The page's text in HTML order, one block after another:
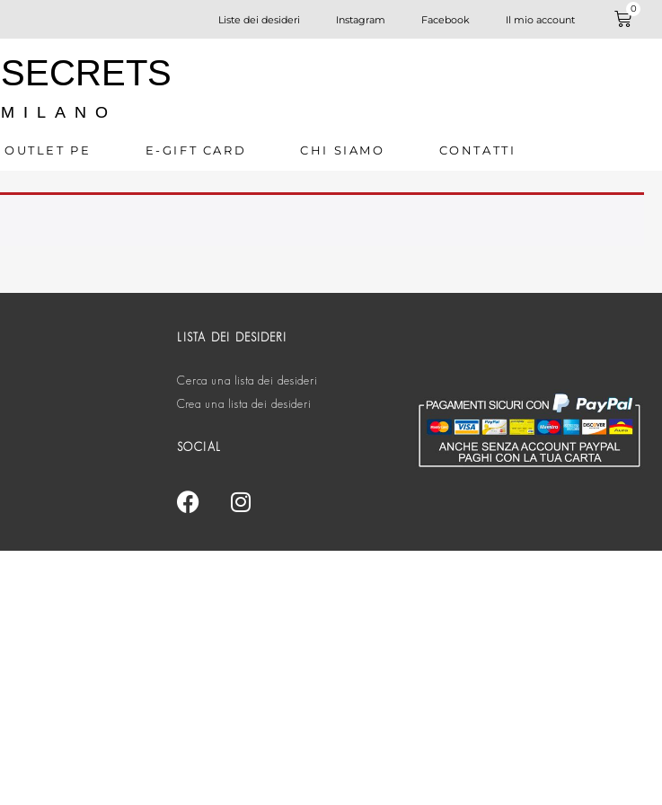
Liste dei desideri Instagram Facebook Il mio account
0
SECRETS
MILANO
OUTLET PE E-GIFT CARD CHI SIAMO CONTATTI
LISTA DEI DESIDERI
Cerca una lista dei desideri
Crea una lista dei desideri
SOCIAL